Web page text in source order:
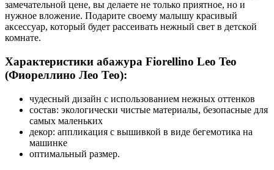
замечательной цене, вы делаете не только приятное, но и
нужное вложение. Подарите своему малышу красивый
аксессуар, который будет рассеивать нежный свет в детской
комнате.
Характеристики абажура Fiorellino Leo Teo
(Фиореллино Лео Тео):
чудесный дизайн с использованием нежных оттенков
состав: экологически чистые материалы, безопасные для
самых маленьких
декор: аппликация с вышивкой в виде бегемотика на
машинке
оптимальный размер.